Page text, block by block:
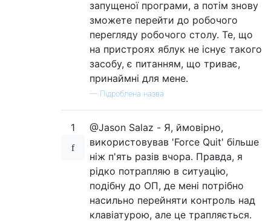
запущеної програми, а потім знову
зможете перейти до робочого
перегляду робочого столу. Те, що
на пристроях яблук не існує такого
засобу, є питанням, що триває,
принаймні для мене.
— Підроблена назва
1
@Jason Salaz - Я, ймовірно,
використовував 'Force Quit' більше
ніж п'ять разів вчора. Правда, я
рідко потрапляю в ситуацію,
подібну до ОП, де мені потрібно
насильно перейняти контроль над
клавіатурою, але це трапляється.